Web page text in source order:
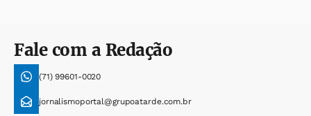
Fale com a Redação
(71) 99601-0020
jornalismoportal@grupoatarde.com.br